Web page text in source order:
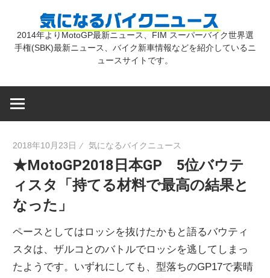
気
バ
ク
2014年よりMotoGP最新ニュース、FIM スーパーバイク世界選
手権(SBK)最新ニュース、バイク新車情報などを紹介しているニ
ュースサイトです。
2018年10月23日 気になるバイクニュース
★MotoGP2018日本GP 5位バウテ
ィスタ「持てる材料で最高の結果と
なった」
ペースとしてはロッシを抜けたかもと語るバウティ
スタは、ザルコとのバトルでロッシを逃してしまっ
たようです。いずれにしても、型落ちのGP17で素晴